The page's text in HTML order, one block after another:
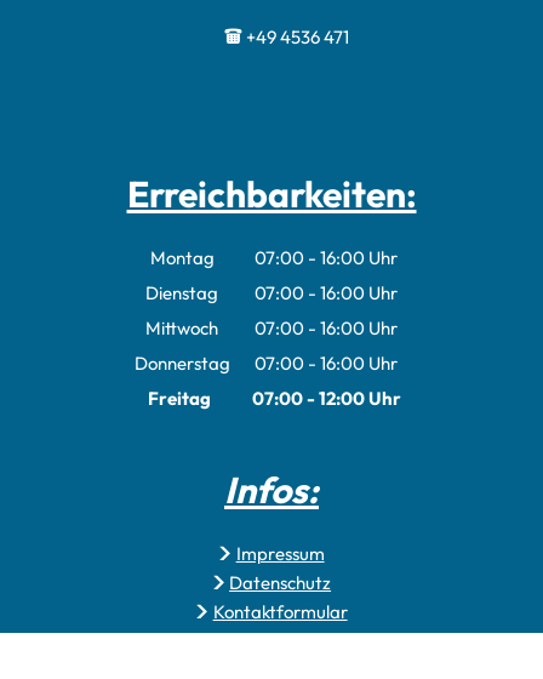
+49 4536 471
Erreichbarkeiten:
Montag 07:00 - 16:00 Uhr
Von 07:00 bis 16:00 Uhr
Dienstag 07:00 - 16:00 Uhr
Von 07:00 bis 16:00 Uhr
Mittwoch 07:00 - 16:00 Uhr
Von 07:00 bis 16:00 Uhr
Donnerstag 07:00 - 16:00 Uhr
Von 07:00 bis 16:00 Uhr
Freitag 07:00-12:00Uhr
Infos:
Impressum
Datenschutz
Kontaktformular